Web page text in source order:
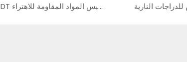
أجزاء محرك دراجة نارية DT معلومات حلقة المكبس المواد المقاومة للاهتراء